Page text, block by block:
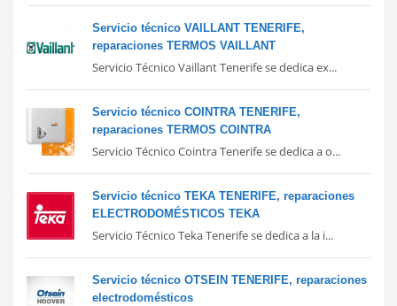
Servicio técnico VAILLANT TENERIFE,
reparaciones TERMOS VAILLANT
Servicio Técnico Vaillant Tenerife se dedica ex...
Servicio técnico COINTRA TENERIFE,
reparaciones TERMOS COINTRA
Servicio Técnico Cointra Tenerife se dedica a o...
Servicio técnico TEKA TENERIFE, reparaciones
ELECTRODOMÉSTICOS TEKA
Servicio Técnico Teka Tenerife se dedica a la i...
Servicio técnico OTSEIN TENERIFE, reparaciones
electrodomésticos